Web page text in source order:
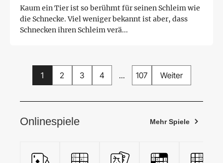
Kaum ein Tier ist so berühmt für seinen Schleim wie
die Schnecke. Viel weniger bekannt ist aber, dass
Schnecken ihren Schleim verä...
1 2 3 4 ... 107 Weiter
Onlinespiele Mehr Spiele